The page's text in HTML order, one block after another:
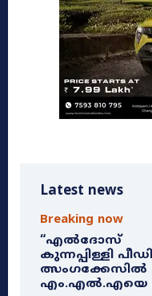
Latest news
Breaking now
“എൽദോസ്
കുന്നപ്പിള്ളി
എം.എൽ.എയെ